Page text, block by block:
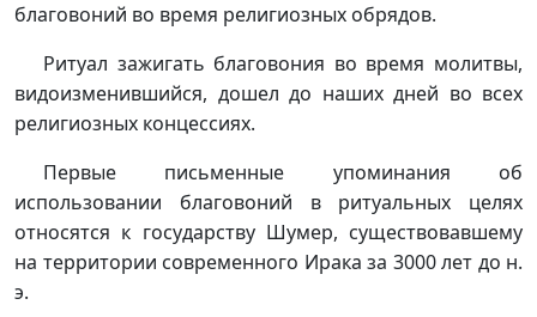
благовоний во время религиозных обрядов.
Ритуал зажигать благовония во время молитвы,
видоизменившийся, дошел до наших дней во всех
религиозных концессиях.
Первые письменные упоминания об
использовании благовоний в ритуальных целях
относятся к государству Шумер, существовавшему
на территории современного Ирака за 3000 лет до н.
э.